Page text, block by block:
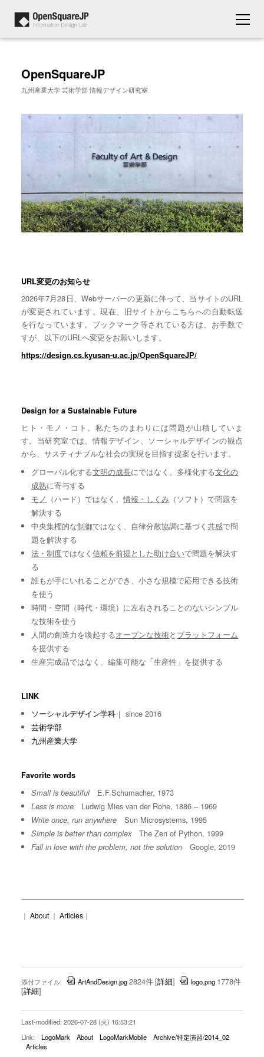
OpenSquareJP
九州産業大学 芸術学部 情報デザイン研究室
URL変更のお知らせ
2026年7月28日、Webサーバーの更新に伴って、当サイトのURL
が変更されています。現在、旧サイトからこちらへの自動転送
を行なっています。ブックマーク等されている方は、お手数で
すが、以下のURLへ変更をお願いします。
https://design.cs.kyusan-u.ac.jp/OpenSquareJP/
Design for a Sustainable Future
ヒト・モノ・コト。私たちのまわりには問題が山積していま
す。当研究室では、情報デザイン、ソーシャルデザインの観点
から、サスティナブルな社会の実現を目指す提案を行います。
グローバル化する文明の成長にではなく、多様化する文化の
成熟に寄与する
モノ （ハード）ではなく、情報・しくみ （ソフト）で問題を
解決する
中央集権的な制御ではなく、自律分散協調に基づく共感で問
題を解決する
法・制度ではなく信頼を前提とした助け合いで問題を解決す
る
誰もが手にいれることができ、小さな規模で応用できる技術
を使う
時間・空間（時代・環境）に左右されることのないシンプル
な技術を使う
人間の創造力を喚起するオープンな技術と プラットフォーム
を提供する
生産完成品ではなく、編集可能な「生産性」を提供する
LINK
ソーシャルデザイン学科 ｜ since 2016
芸術学部
九州産業大学
Favorite words
Small is beautifulE.F.Schumacher, 1973
Less is more Ludwig Mies van der Rohe, 1886 – 1969
Write once, run anywhere Sun Microsystems, 1995
Simple is better than complexThe Zen of Python, 1999
Fall in love with the problem, not the solution Google, 2019
｜ About｜ Articles｜
添付ファイル: ArtAndDesign.jpg2824件[詳細] logo.png 1778件
[詳細]
Last-modified: 2026-07-28 (火) 16:53:21
Link:
LogoMark About LogoMarkMobile
Archive/特定演習/2014_02
Articles